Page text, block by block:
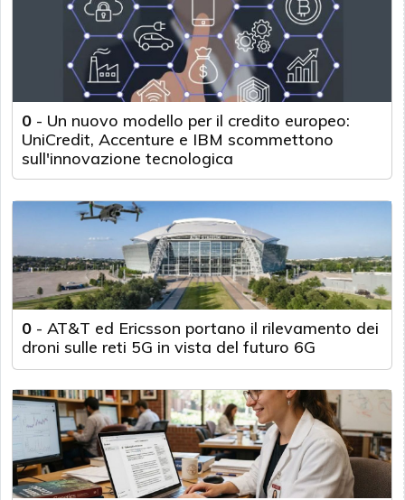
0 - Un nuovo modello per il credito europeo:
UniCredit, Accenture e IBM scommettono
sull'innovazione tecnologica
0 - AT&T ed Ericsson portano il rilevamento dei
droni sulle reti 5G in vista del futuro 6G